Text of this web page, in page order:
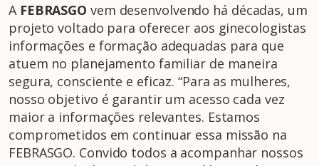
A FEBRASGO vem desenvolvendo há décadas, um
projeto voltado para oferecer aos ginecologistas
informações e formação adequadas para que
atuem no planejamento familiar de maneira
segura, consciente e eficaz. “Para as mulheres,
nosso objetivo é garantir um acesso cada vez
maior a informações relevantes. Estamos
comprometidos em continuar essa missão na
FEBRASGO. Convido todos a acompanhar nossos